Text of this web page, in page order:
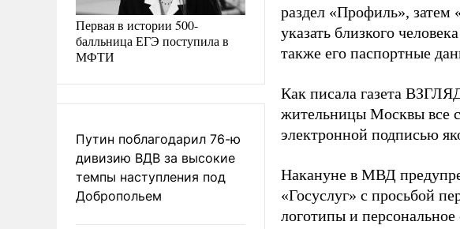
Первая в истории 500-
балльница ЕГЭ поступила в
МФТИ
Путин поблагодарил 76-ю
дивизию ВДВ за высокие
темпы наступления под
Добропольем
раздел «Профиль», затем
указать близкого
также его паспортные
Как писала газета
жительницы Москвы все
электронной подписью
Накануне в МВД
«Госуслуг» с просьбой
логотипы и